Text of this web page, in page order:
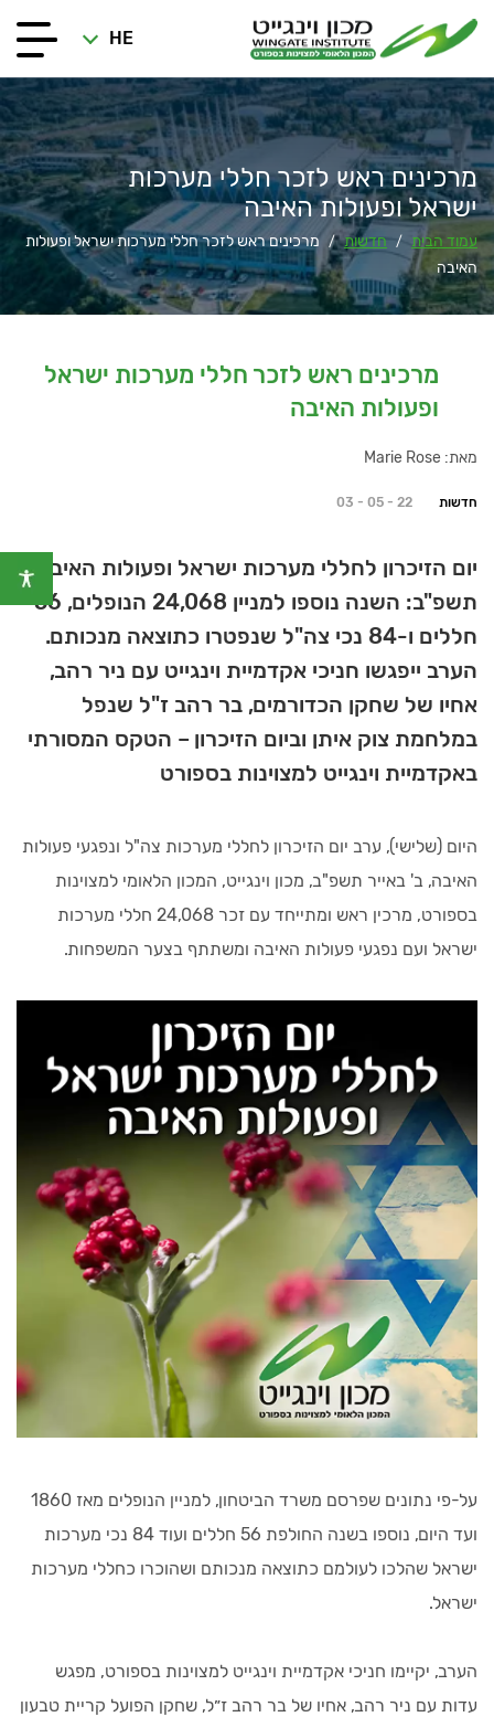
HE
מרכינים ראש לזכר חללי מערכות
ישראל ופעולות האיבה
עמוד הבית / חדשות / מרכינים ראש לזכר חללי מערכות ישראל ופעולות
האיבה
מרכינים ראש לזכר חללי מערכות ישראל
ופעולות האיבה
מאת: Marie Rose
חדשות 03 - 05 - 22
יום הזיכרון לחללי מערכות ישראל ופעולות האיבה
תשפ"ב: השנה נוספו למניין 24,068 הנופלים, 56
חללים ו-84 נכי צה"ל שנפטרו כתוצאה מנכותם.
הערב ייפגשו חניכי אקדמיית וינגייט עם ניר רהב,
אחיו של שחקן הכדורמים, בר רהב ז"ל שנפל
במלחמת צוק איתן וביום הזיכרון – הטקס המסורתי
באקדמיית וינגייט למצוינות בספורט
היום (שלישי), ערב יום הזיכרון לחללי מערכות צה"ל ונפגעי פעולות
האיבה, ב' באייר תשפ"ב, מכון וינגייט, המכון הלאומי למצוינות
בספורט, מרכין ראש ומתייחד עם זכר 24,068 חללי מערכות
ישראל ועם נפגעי פעולות האיבה ומשתתף בצער המשפחות.
על-פי נתונים שפרסם משרד הביטחון, למניין הנופלים מאז 1860
ועד היום, נוספו בשנה החולפת 56 חללים ועוד 84 נכי מערכות
ישראל שהלכו לעולמם כתוצאה מנכותם ושהוכרו כחללי מערכות
ישראל.
הערב, יקיימו חניכי אקדמיית וינגייט למצוינות בספורט, מפגש
עדות עם ניר רהב, אחיו של בר רהב ז״ל, שחקן הפועל קריית טבעון